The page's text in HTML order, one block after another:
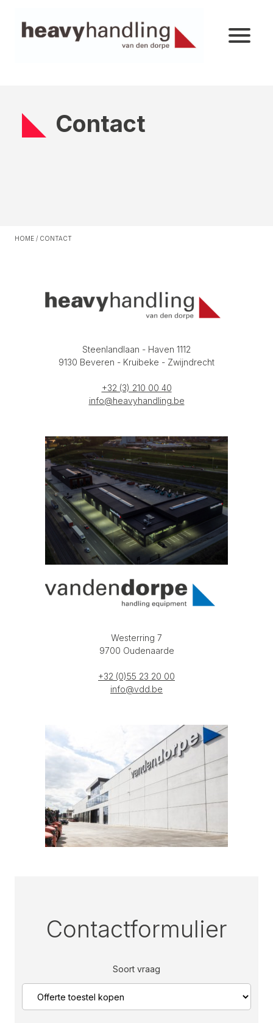
Contact
HOME / CONTACT
Steenlandlaan - Haven 1112
9130 Beveren - Kruibeke - Zwijndrecht
+32 (3) 210 00 40
info@heavyhandling.be
Westerring 7
9700 Oudenaarde
+32 (0)55 23 20 00
info@vdd.be
Contactformulier
Soort vraag